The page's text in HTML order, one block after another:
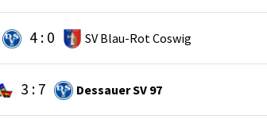
4 : 0 SV Blau-Rot Coswig
3 : 7 Dessauer SV 97